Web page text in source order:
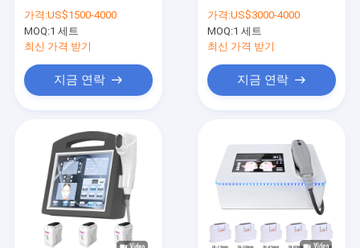
제품
우리 에 관한 것
공장 투어
가격:US$1500-4000
MOQ:1 세트
최신 가격 받기
지금 연락
가격:US$3000-4000
MOQ:1 세트
최신 가격 받기
지금 연락